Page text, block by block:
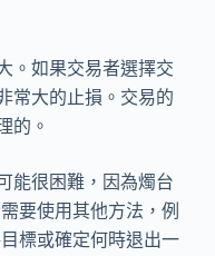
。如果交易者選擇交
常大的止損。交易的
的。
能很困難，因為燭台
要使用其他方法，例
標或確定何時退出一